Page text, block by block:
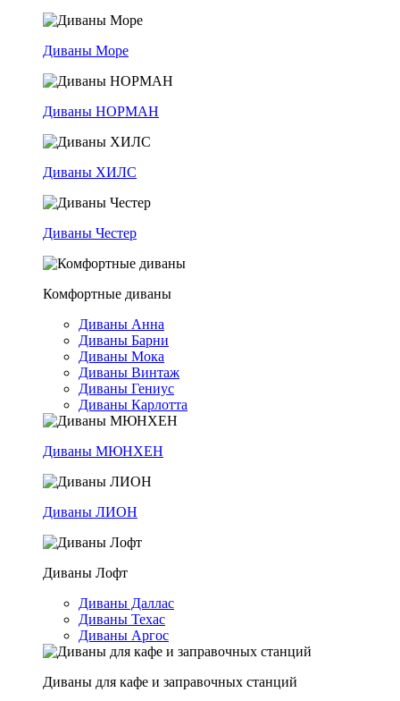
Диваны Море
Диваны НОРМАН
Диваны ХИЛС
Диваны Честер
Комфортные диваны
Диваны Анна
Диваны Барни
Диваны Мока
Диваны Винтаж
Диваны Гениус
Диваны Карлотта
Диваны МЮНХЕН
Диваны ЛИОН
Диваны Лофт
Диваны Даллас
Диваны Техас
Диваны Аргос
Диваны для кафе и заправочных станций